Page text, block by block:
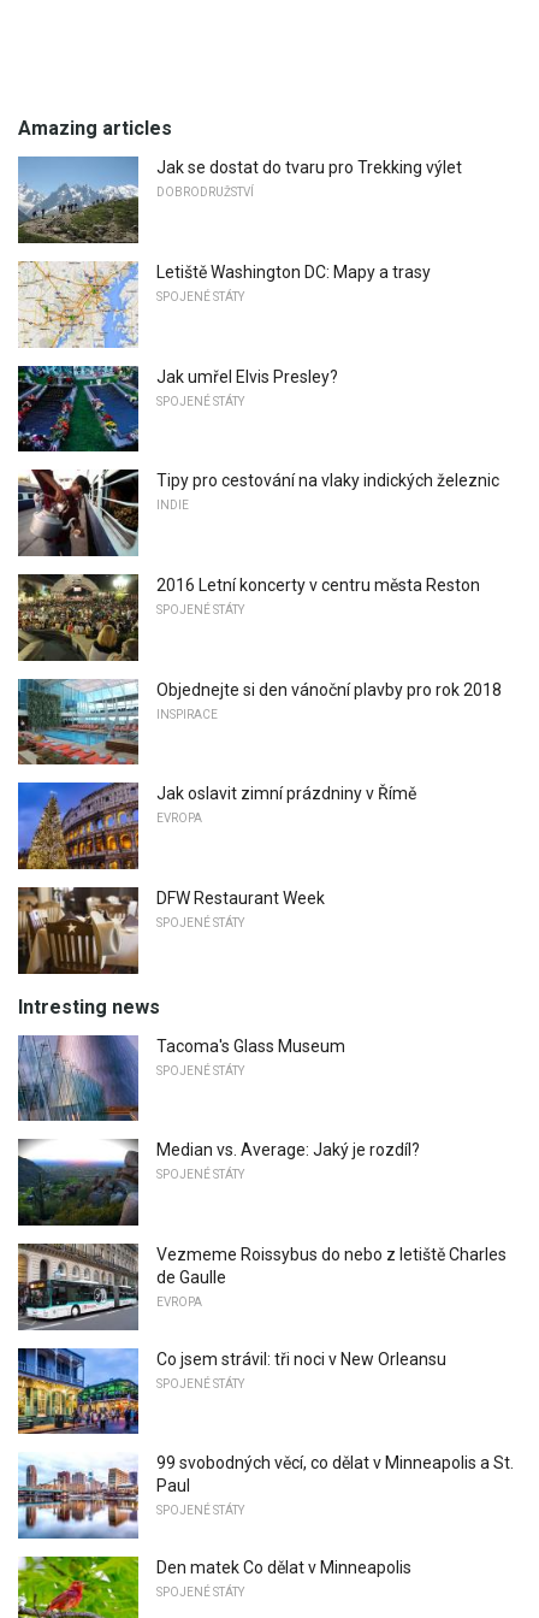
Amazing articles
Jak se dostat do tvaru pro Trekking výlet
DOBRODRUŽSTVÍ
Letiště Washington DC: Mapy a trasy
SPOJENÉ STÁTY
Jak umřel Elvis Presley?
SPOJENÉ STÁTY
Tipy pro cestování na vlaky indických železnic
INDIE
2016 Letní koncerty v centru města Reston
SPOJENÉ STÁTY
Objednejte si den vánoční plavby pro rok 2018
INSPIRACE
Jak oslavit zimní prázdniny v Římě
EVROPA
DFW Restaurant Week
SPOJENÉ STÁTY
Intresting news
Tacoma's Glass Museum
SPOJENÉ STÁTY
Median vs. Average: Jaký je rozdíl?
SPOJENÉ STÁTY
Vezmeme Roissybus do nebo z letiště Charles
de Gaulle
EVROPA
Co jsem strávil: tři noci v New Orleansu
SPOJENÉ STÁTY
99 svobodných věcí, co dělat v Minneapolis a St.
Paul
SPOJENÉ STÁTY
Den matek Co dělat v Minneapolis
SPOJENÉ STÁTY